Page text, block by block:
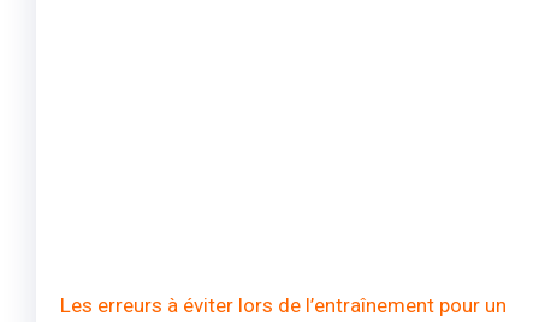
Les erreurs à éviter lors de l’entraînement pour un